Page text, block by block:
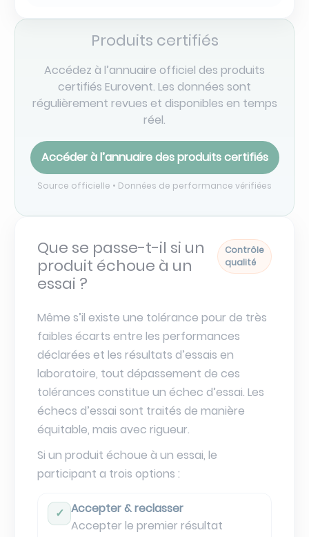
Produits certifiés
Accédez à l’annuaire officiel des produits
certifiés Eurovent. Les données sont
régulièrement revues et disponibles en temps
réel.
Accéder à l’annuaire des produits certifiés
Source officielle • Données de performance vérifiées
Que se passe-t-il si un
produit échoue à un
essai ?
Contrôle
qualité
Même s’il existe une tolérance pour de très
faibles écarts entre les performances
déclarées et les résultats d’essais en
laboratoire, tout dépassement de ces
tolérances constitue un échec d’essai. Les
échecs d’essai sont traités de manière
équitable, mais avec rigueur.
Si un produit échoue à un essai, le
participant a trois options :
✓ Accepter & reclasser
Accepter le premier résultat